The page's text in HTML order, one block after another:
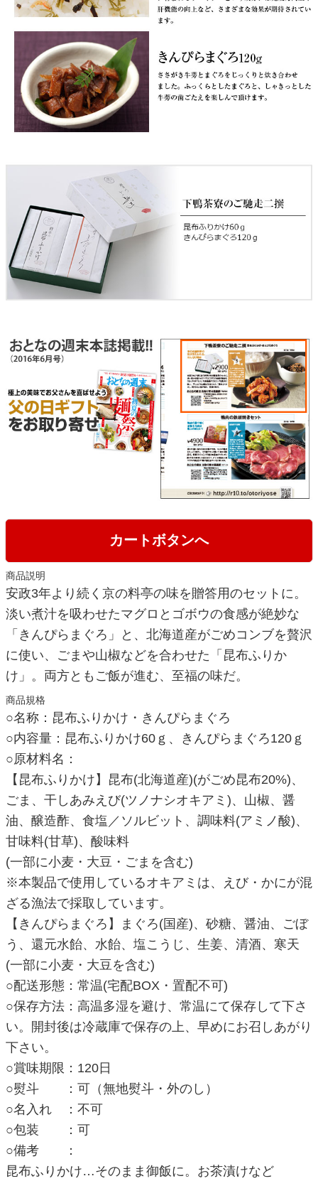
カートボタンへ
商品説明
安政3年より続く京の料亭の味を贈答用のセットに。
淡い煮汁を吸わせたマグロとゴボウの食感が絶妙な
「きんぴらまぐろ」と、北海道産がごめコンブを贅沢
に使い、ごまや山椒などを合わせた「昆布ふりか
け」。両方ともご飯が進む、至福の味だ。
商品規格
○名称：昆布ふりかけ・きんぴらまぐろ
○内容量：昆布ふりかけ60ｇ、きんぴらまぐろ120ｇ
○原材料名：
【昆布ふりかけ】昆布(北海道産)(がごめ昆布20%)、
ごま、干しあみえび(ツノナシオキアミ)、山椒、醤
油、醸造酢、食塩／ソルビット、調味料(アミノ酸)、
甘味料(甘草)、酸味料
(一部に小麦・大豆・ごまを含む)
※本製品で使用しているオキアミは、えび・かにが混
ざる漁法で採取しています。
【きんぴらまぐろ】まぐろ(国産)、砂糖、醤油、ごぼ
う、還元水飴、水飴、塩こうじ、生姜、清酒、寒天
(一部に小麦・大豆を含む)
○配送形態：常温(宅配BOX・置配不可)
○保存方法：高温多湿を避け、常温にて保存して下さ
い。開封後は冷蔵庫で保存の上、早めにお召しあがり
下さい。
○賞味期限：120日
○熨斗 ：可（無地熨斗・外のし）
○名入れ ：不可
○包装 ：可
○備考 ：
昆布ふりかけ…そのまま御飯に。お茶漬けなど